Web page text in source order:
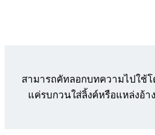
สามารถคัทลอกบทความไปใช้
แค่รบกวนใส่ลิ้งค์หรือแหล่งอ้า